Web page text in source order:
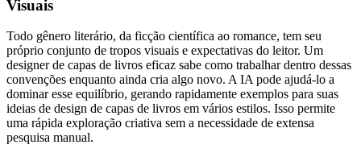
Visuais
Todo gênero literário, da ficção científica ao romance, tem seu
próprio conjunto de tropos visuais e expectativas do leitor. Um
designer de capas de livros eficaz sabe como trabalhar dentro dessas
convenções enquanto ainda cria algo novo. A IA pode ajudá-lo a
dominar esse equilíbrio, gerando rapidamente exemplos para suas
ideias de design de capas de livros em vários estilos. Isso permite
uma rápida exploração criativa sem a necessidade de extensa
pesquisa manual.